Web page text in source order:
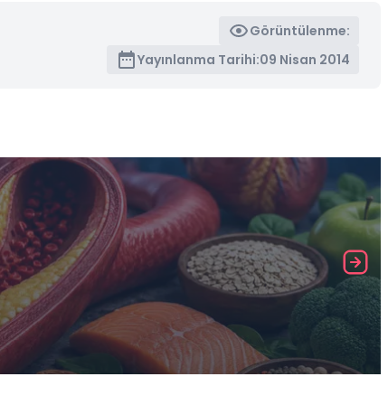
Görüntülenme:
Yayınlanma Tarihi:09 Nisan 2014